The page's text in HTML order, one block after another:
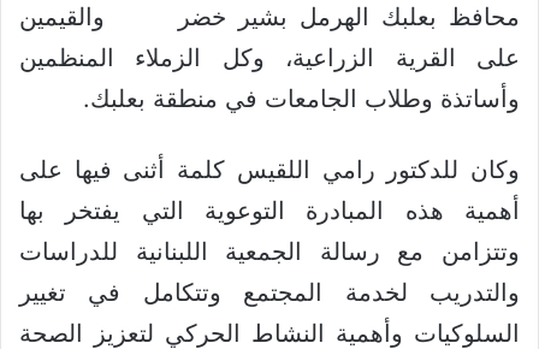
محافظ بعلبك
الهرمل بشير خضر
والقيمين
على القرية الزراعية، وكل الزملاء المنظمين
وأساتذة وطلاب الجامعات في منطقة بعلبك.
وكان للدكتور رامي اللقيس كلمة أثنى فيها على
أهمية هذه المبادرة التوعوية التي يفتخر بها
وتتزامن مع رسالة الجمعية اللبنانية للدراسات
والتدريب لخدمة المجتمع وتتكامل في تغيير
السلوكيات وأهمية النشاط الحركي لتعزيز الصحة